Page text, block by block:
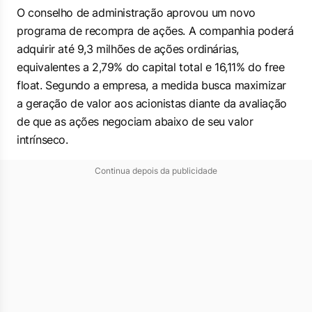
O conselho de administração aprovou um novo
programa de recompra de ações. A companhia poderá
adquirir até 9,3 milhões de ações ordinárias,
equivalentes a 2,79% do capital total e 16,11% do free
float. Segundo a empresa, a medida busca maximizar
a geração de valor aos acionistas diante da avaliação
de que as ações negociam abaixo de seu valor
intrínseco.
Continua depois da publicidade